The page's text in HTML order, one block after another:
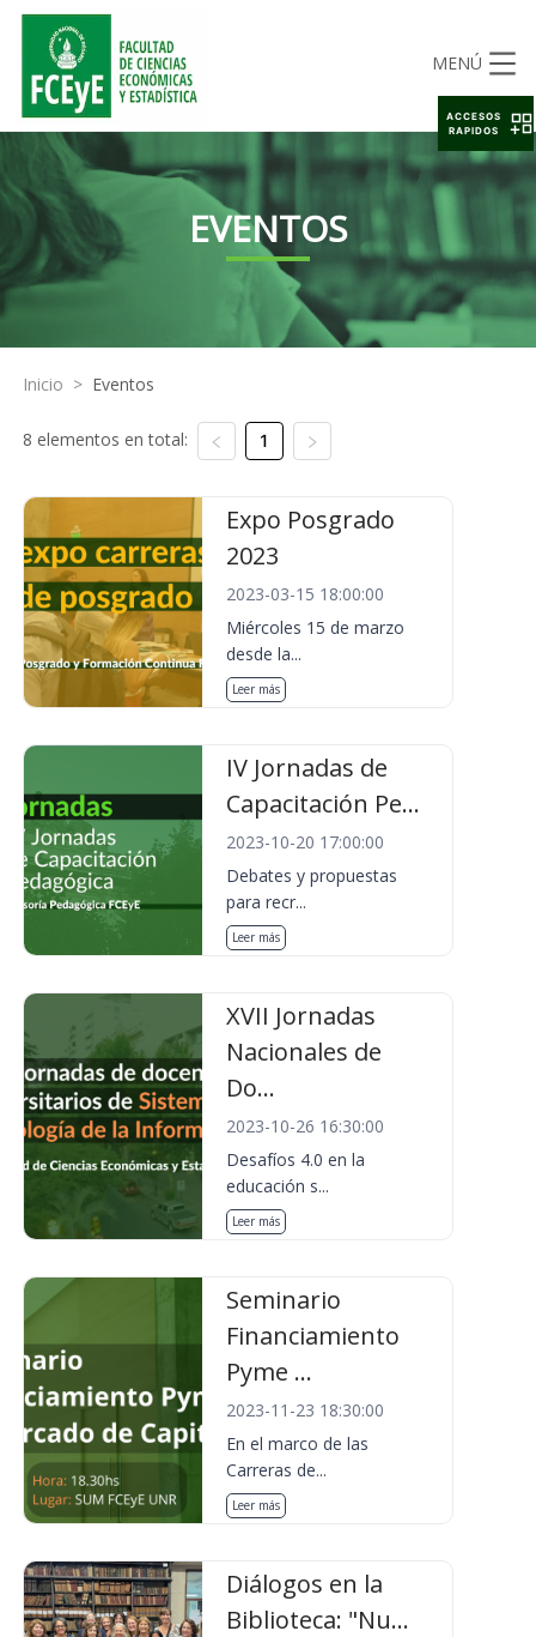
MENÚ
EVENTOS
Inicio > Eventos
8 elementos en total: 1
Expo Posgrado
2023
2023-03-15 18:00:00
Miércoles 15 de marzo
desde la...
Leer más
IV Jornadas de
Capacitación Pe...
2023-10-20 17:00:00
Debates y propuestas
para recr...
Leer más
XVII Jornadas
Nacionales de
Do...
2023-10-26 16:30:00
Desafíos 4.0 en la
educación s...
Leer más
Seminario
Financiamiento
Pyme ...
2023-11-23 18:30:00
En el marco de las
Carreras de...
Leer más
Diálogos en la
Biblioteca: "Nu...
ACCESOS
RAPIDOS